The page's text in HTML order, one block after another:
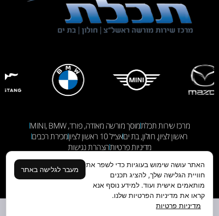
מרכז שירות תכלתמוסך מורשה מאזדה, פורד, MINI, BMW
ראשון לציון, חולון, בת יםאצ״ל 10 ראשון לציון
מכירת רכבים
מדיניות פרטיותהצהרת נגישות
שימו עוקב: עיצוב ובניה:עוגן דיגיטל
האתר עושה שימוש בעוגיות כדי לשפר את
חוויית הגלישה שלך, להציג תכנים
מותאמים אישית ועוד. למידע נוסף אנא
קראו את מדיניות הפרטיות שלנו.
מדיניות פרטיות
מעבר לגלישה באתר